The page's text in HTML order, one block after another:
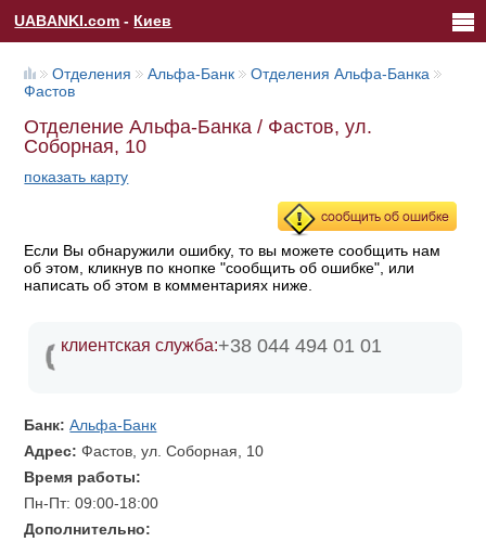
UABANKI.com - Киев
Отделения Альфа-Банк
Отделения Альфа-Банка
Фастов
Отделение Альфа-Банка / Фастов, ул.
Соборная, 10
показать карту
Если Вы обнаружили ошибку, то вы можете сообщить нам
об этом, кликнув по кнопке "сообщить об ошибке", или
написать об этом в комментариях ниже.
клиентская служба:+38 044 494 01 01
Банк:Альфа-Банк
Адрес:Фастов, ул. Соборная, 10
Время работы:
Пн-Пт: 09:00-18:00
Дополнительно: